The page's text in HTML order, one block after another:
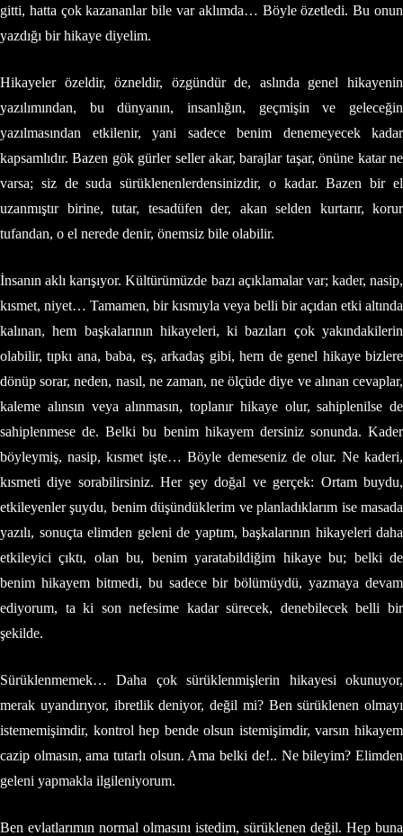
gitti, hatta çok kazananlar bile var aklımda… Böyle özetledi. Bu onun
yazdığı bir hikaye diyelim.
Hikayeler özeldir, özneldir, özgündür de, aslında genel hikayenin
yazılımından, bu dünyanın, insanlığın, geçmişin ve geleceğin
yazılmasından etkilenir, yani sadece benim denemeyecek kadar
kapsamlıdır. Bazen gök gürler seller akar, barajlar taşar, önüne katar ne
varsa; siz de suda sürüklenenlerdensinizdir, o kadar. Bazen bir el
uzanmıştır birine, tutar, tesadüfen der, akan selden kurtarır, korur
tufandan, o el nerede denir, önemsiz bile olabilir.
İnsanın aklı karışıyor. Kültürümüzde bazı açıklamalar var; kader, nasip,
kısmet, niyet… Tamamen, bir kısmıyla veya belli bir açıdan etki altında
kalınan, hem başkalarının hikayeleri, ki bazıları çok yakındakilerin
olabilir, tıpkı ana, baba, eş, arkadaş gibi, hem de genel hikaye bizlere
dönüp sorar, neden, nasıl, ne zaman, ne ölçüde diye ve alınan cevaplar,
kaleme alınsın veya alınmasın, toplanır hikaye olur, sahiplenilse de
sahiplenmese de. Belki bu benim hikayem dersiniz sonunda. Kader
böyleymiş, nasip, kısmet işte… Böyle demeseniz de olur. Ne kaderi,
kısmeti diye sorabilirsiniz. Her şey doğal ve gerçek: Ortam buydu,
etkileyenler şuydu, benim düşündüklerim ve planladıklarım ise masada
yazılı, sonuçta elimden geleni de yaptım, başkalarının hikayeleri daha
etkileyici çıktı, olan bu, benim yaratabildiğim hikaye bu; belki de
benim hikayem bitmedi, bu sadece bir bölümüydü, yazmaya devam
ediyorum, ta ki son nefesime kadar sürecek, denebilecek belli bir
şekilde.
Sürüklenmemek… Daha çok sürüklenmişlerin hikayesi okunuyor,
merak uyandırıyor, ibretlik deniyor, değil mi? Ben sürüklenen olmayı
istememişimdir, kontrol hep bende olsun istemişimdir, varsın hikayem
cazip olmasın, ama tutarlı olsun. Ama belki de!.. Ne bileyim? Elimden
geleni yapmakla ilgileniyorum.
Ben evlatlarımın normal olmasını istedim, sürüklenen değil. Hep buna